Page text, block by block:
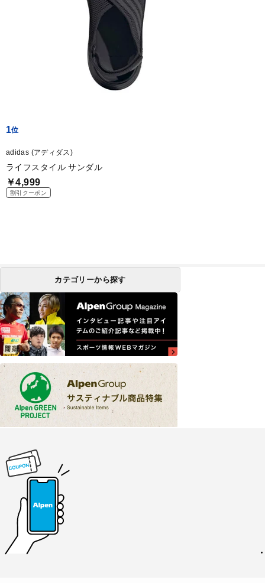
1
adidas (アディダス)
ライフスタイル サンダル
￥4,999
割引クーポン
カテゴリーから探す